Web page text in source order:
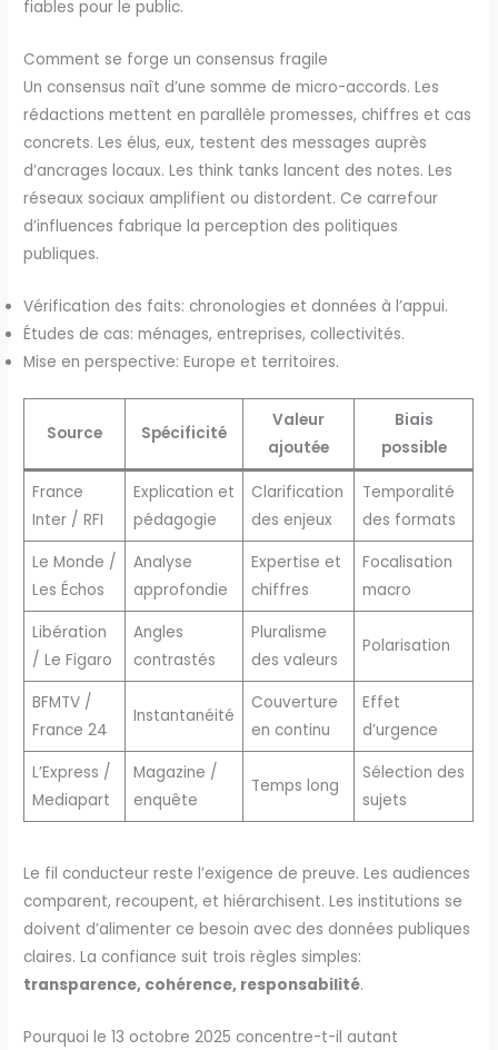
fiables pour le public.
Comment se forge un consensus fragile
Un consensus naît d’une somme de micro-accords. Les
rédactions mettent en parallèle promesses, chiffres et cas
concrets. Les élus, eux, testent des messages auprès
d’ancrages locaux. Les think tanks lancent des notes. Les
réseaux sociaux amplifient ou distordent. Ce carrefour
d’influences fabrique la perception des politiques
publiques.
Vérification des faits: chronologies et données à l’appui.
Études de cas: ménages, entreprises, collectivités.
Mise en perspective: Europe et territoires.
Source Spécificité
Valeur
ajoutée
Biais
possible
France
Inter / RFI
Explication et
pédagogie
Clarification
des enjeux
Temporalité
des formats
Le Monde /
Les Échos
Analyse
approfondie
Expertise et
chiffres
Focalisation
macro
Libération
/ Le Figaro
Angles
contrastés
Pluralisme
des valeurs
Polarisation
BFMTV /
France 24
Instantanéité
Couverture
en continu
Effet
d’urgence
L’Express /
Mediapart
Magazine /
enquête
Temps long
Sélection des
sujets
Le fil conducteur reste l’exigence de preuve. Les audiences
comparent, recoupent, et hiérarchisent. Les institutions se
doivent d’alimenter ce besoin avec des données publiques
claires. La confiance suit trois règles simples:
transparence, cohérence, responsabilité.
Pourquoi le 13 octobre 2025 concentre-t-il autant